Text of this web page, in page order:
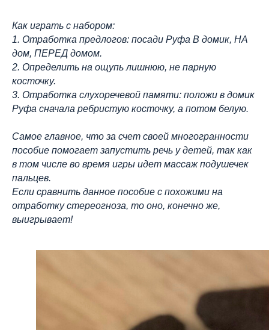
Как играть с набором:
1. Отработка предлогов: посади Руфа В домик, НА
дом, ПЕРЕД домом.
2. Определить на ощупь лишнюю, не парную
косточку.
3. Отработка слухоречевой памяти: положи в домик
Руфа сначала ребристую косточку, а потом белую.
Самое главное, что за счет своей многогранности
пособие помогает запустить речь у детей, так как
в том числе во время игры идет массаж подушечек
пальцев.
Если сравнить данное пособие с похожими на
отработку стереогноза, то оно, конечно же,
выигрывает!